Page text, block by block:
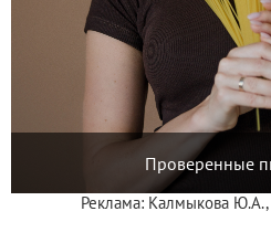
Проверенные
Реклама: Калмыкова